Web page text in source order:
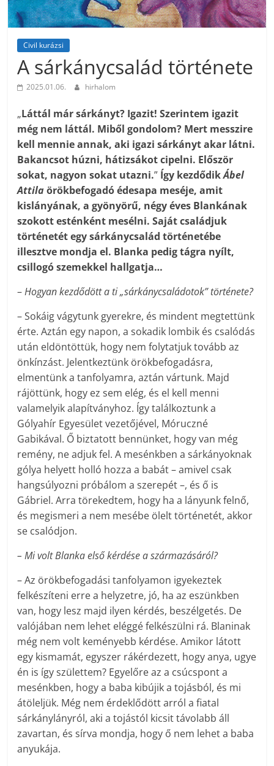
Civil kurázsi
A sárkánycsalád története
2025.01.06. hirhalom
„Láttál már sárkányt? Igazit! Szerintem igazit
még nem láttál. Miből gondolom? Mert messzire
kell mennie annak, aki igazi sárkányt akar látni.
Bakancsot húzni, hátizsákot cipelni. Először
sokat, nagyon sokat utazni.” Így kezdődikÁbel
Attilaörökbefogadó édesapa meséje, amit
kislányának, a gyönyörű, négy éves Blankának
szokott esténként mesélni. Saját családjuk
történetét egy sárkánycsalád történetébe
illesztve mondja el. Blanka pedig tágra nyílt,
csillogó szemekkel hallgatja…
–Hogyan kezdődött a ti „sárkánycsaládotok” története?
– Sokáig vágytunk gyerekre, és mindent megtettünk
érte. Aztán egy napon, a sokadik lombik és csalódás
után eldöntöttük, hogy nem folytatjuk tovább az
önkínzást. Jelentkeztünk örökbefogadásra,
elmentünk a tanfolyamra, aztán vártunk. Majd
rájöttünk, hogy ez sem elég, és el kell menni
valamelyik alapítványhoz. Így találkoztunk a
Gólyahír Egyesület vezetőjével, Móruczné
Gabikával. Ő biztatott bennünket, hogy van még
remény, ne adjuk fel. A mesénkben a sárkányoknak
gólya helyett holló hozza a babát – amivel csak
hangsúlyozni próbálom a szerepét –, és ő is
Gábriel. Arra törekedtem, hogy ha a lányunk felnő,
és megismeri a nem mesébe ölelt történetét, akkor
se csalódjon.
– Mi volt Blanka első kérdése a származásáról?
– Az örökbefogadási tanfolyamon igyekeztek
felkészíteni erre a helyzetre, jó, ha az eszünkben
van, hogy lesz majd ilyen kérdés, beszélgetés. De
valójában nem lehet eléggé felkészülni rá. Blaninak
még nem volt keményebb kérdése. Amikor látott
egy kismamát, egyszer rákérdezett, hogy anya, ugye
én is így születtem? Egyelőre az a csúcspont a
mesénkben, hogy a baba kibújik a tojásból, és mi
átöleljük. Még nem érdeklődött arról a fiatal
sárkánylányról, aki a tojástól kicsit távolabb áll
zavartan, és sírva mondja, hogy ő nem lehet a baba
anyukája.